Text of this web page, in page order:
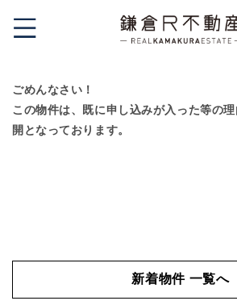
ごめんなさい！
この物件は、既に申し込みが入った等の
開となっております。
新着物件 一覧へ